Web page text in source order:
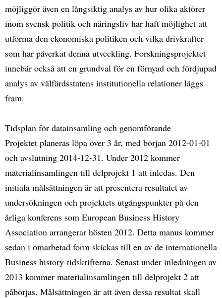
möjliggör även en långsiktig analys av hur olika aktörer
inom svensk politik och näringsliv har haft möjlighet att
utforma den ekonomiska politiken och vilka drivkrafter
som har påverkat denna utveckling. Forskningsprojektet
innebär också att en grundval för en förnyad och fördjupad
analys av välfärdsstatens institutionella relationer läggs
fram.
Tidsplan för datainsamling och genomförande
Projektet planeras löpa över 3 år, med början 2012-01-01
och avslutning 2014-12-31. Under 2012 kommer
materialinsamlingen till delprojekt 1 att inledas. Den
initiala målsättningen är att presentera resultatet av
undersökningen och projektets utgångspunkter på den
årliga konferens som European Business History
Association arrangerar hösten 2012. Detta manus kommer
sedan i omarbetad form skickas till en av de internationella
Business history-tidskrifterna. Senast under inledningen av
2013 kommer materialinsamlingen till delprojekt 2 att
påbörjas. Målsättningen är att även dessa resultat skall